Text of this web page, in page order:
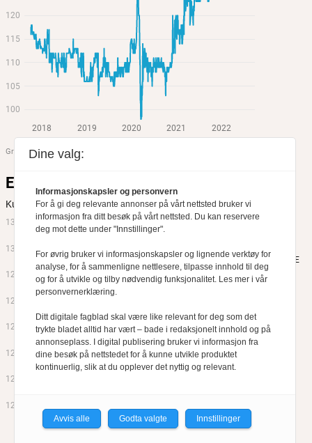
Dine valg:
Informasjonskapsler og personvern
For å gi deg relevante annonser på vårt nettsted bruker vi
informasjon fra ditt besøk på vårt nettsted. Du kan reservere
deg mot dette under "Innstillinger".
For øvrig bruker vi informasjonskapsler og lignende verktøy for
analyse, for å sammenligne nettlesere, tilpasse innhold til deg
og for å utvikle og tilby nødvendig funksjonalitet. Les mer i vår
personvernerklæring.
Ditt digitale fagblad skal være like relevant for deg som det
trykte bladet alltid har vært – bade i redaksjonelt innhold og på
annonseplass. I digital publisering bruker vi informasjon fra
dine besøk på nettstedet for å kunne utvikle produktet
kontinuerlig, slik at du opplever det nyttig og relevant.
Avvis alle Godta valgte Innstillinger